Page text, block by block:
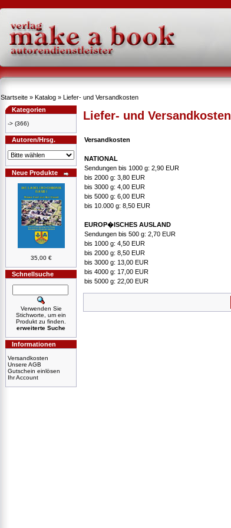
Startseite » Katalog » Liefer- und Versandkosten
Kategorien
-> (366)
Autoren/Hrsg.
Neue Produkte
35,00 €
Schnellsuche
Verwenden Sie
Stichworte, um ein
Produkt zu finden.
erweiterte Suche
Informationen
Versandkosten
Unsere AGB
Gutschein einlösen
Ihr Account
Liefer- und Versandkosten
Versandkosten
NATIONAL
Sendungen bis 1000 g: 2,90 EUR
bis 2000 g: 3,80 EUR
bis 3000 g: 4,00 EUR
bis 5000 g: 6,00 EUR
bis 10.000 g: 8,50 EUR
EUROP�ISCHES AUSLAND
Sendungen bis 500 g: 2,70 EUR
bis 1000 g: 4,50 EUR
bis 2000 g: 8,50 EUR
bis 3000 g: 13,00 EUR
bis 4000 g: 17,00 EUR
bis 5000 g: 22,00 EUR